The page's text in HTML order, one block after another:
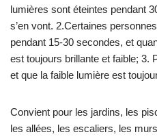
lumières sont éteintes pendant
s’en vont. 2.Certaines
pendant 15-30 secondes, et
est toujours brillante et faible; 3.
et que la faible lumière est
Convient pour les jardins, les
les allées, les escaliers, les